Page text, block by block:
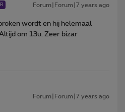
Forum|Forum|7 years ago
wordt en hij helemaal
om 13u. Zeer bizar
Forum|Forum|7 years ago